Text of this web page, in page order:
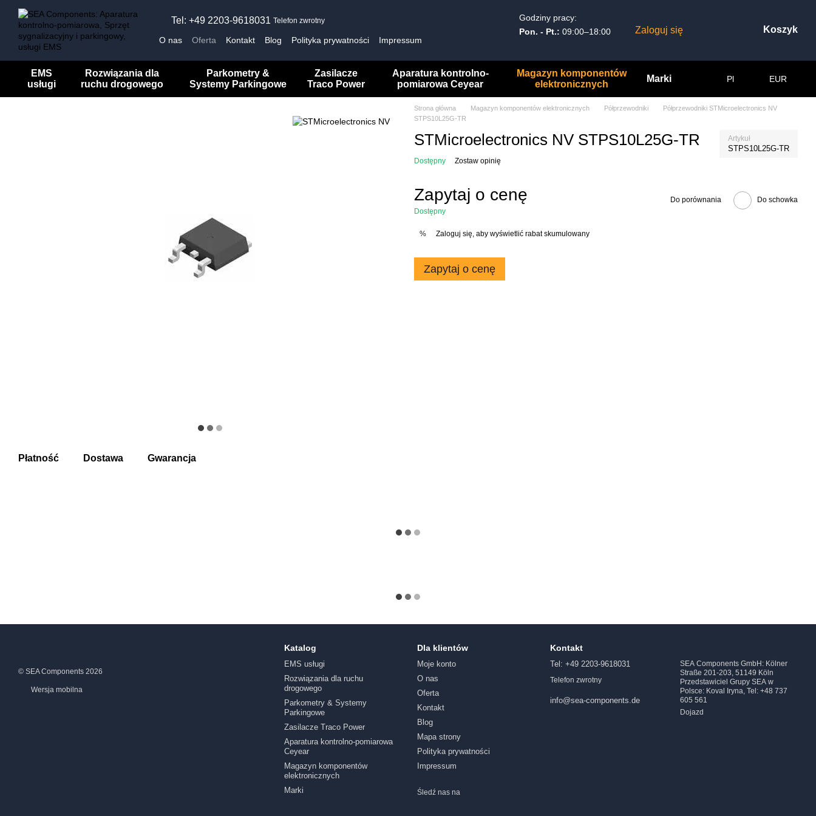
Przejdź do głównej treści
Tel: +49 2203-9618031 Telefon zwrotny
O nas Oferta Kontakt Blog Polityka prywatności Impressum
Godziny pracy:
Pon. - Pt.: 09:00–18:00 Zaloguj się Koszyk
EMS
usługi
Rozwiązania dla
ruchu drogowego
Parkometry &
Systemy Parkingowe
Zasilacze
Traco Power
Aparatura kontrolno-
pomiarowa Ceyear
Magazyn komponentów
elektronicznych
Marki Pl EUR
Płatność Dostawa Gwarancja
Strona główna Magazyn komponentów elektronicznych Półprzewodniki
Półprzewodniki STMicroelectronics NV
STPS10L25G-TR
STMicroelectronics NV STPS10L25G-TR Artykuł
STPS10L25G-TR
Dostępny Zostaw opinię
Zapytaj o cenę
Dostępny
Do porównania Do schowka
% Zaloguj się , aby wyświetlić rabat skumulowany
Zapytaj o cenę
© SEA Components 2026
Wersja mobilna
Katalog
EMS usługi
Rozwiązania dla ruchu
drogowego
Parkometry & Systemy
Parkingowe
Zasilacze Traco Power
Aparatura kontrolno-pomiarowa
Ceyear
Magazyn komponentów
elektronicznych
Marki
Dla klientów
Moje konto
O nas
Oferta
Kontakt
Blog
Mapa strony
Polityka prywatności
Impressum
Śledź nas na
Kontakt
Tel: +49 2203-9618031
Telefon zwrotny
info@sea-components.de
SEA Components GmbH: Kölner
Straße 201-203, 51149 Köln
Przedstawiciel Grupy SEA w
Polsce: Koval Iryna, Tel: +48 737
605 561
Dojazd